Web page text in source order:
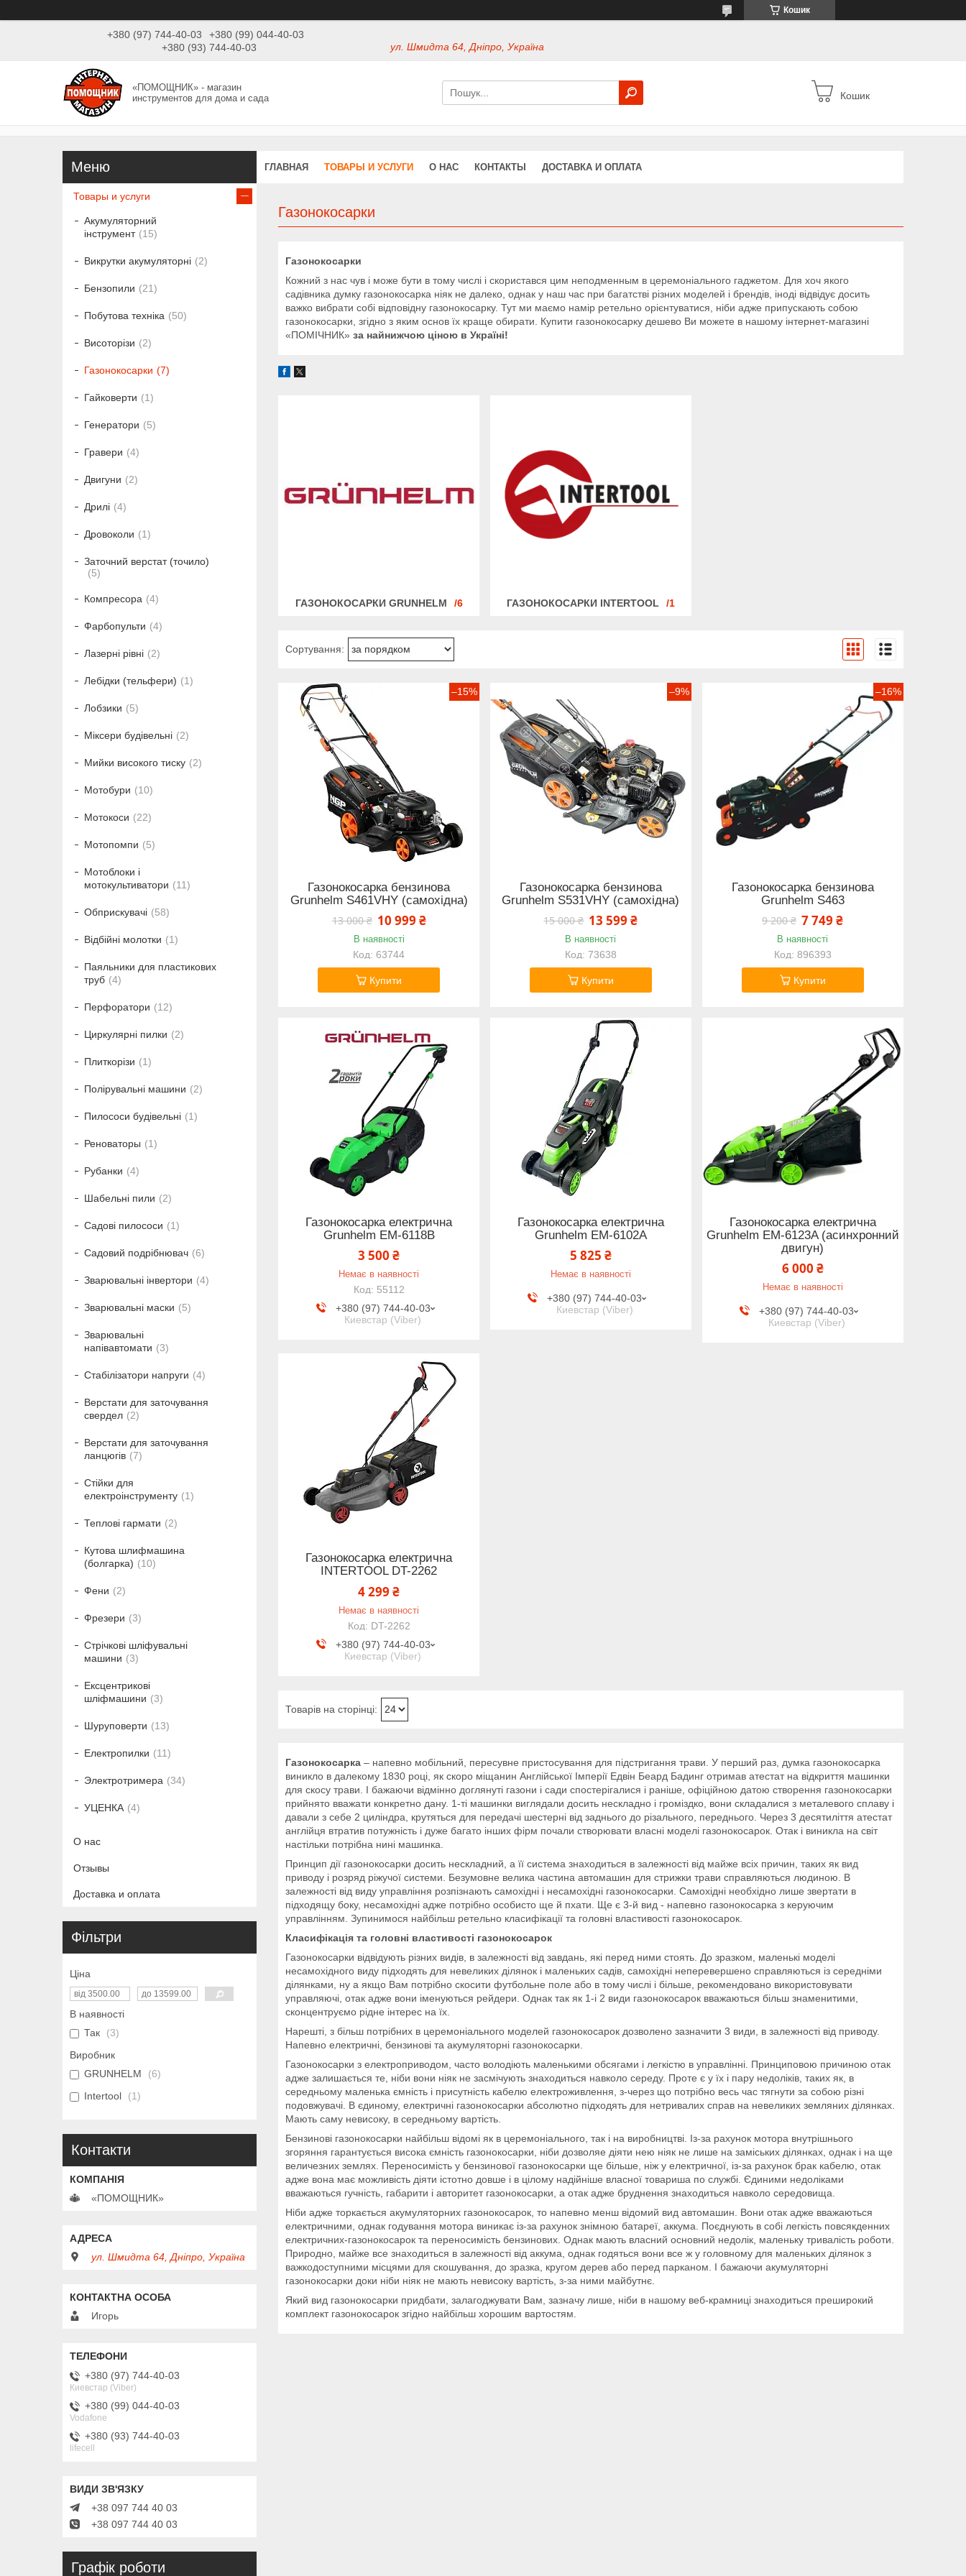
Кошик
+380 (97) 744-40-03
+380 (99) 044-40-03
+380 (93) 744-40-03
ул. Шмидта 64, Дніпро, Україна
«ПОМОЩНИК» - магазин
инструментов для дома и сада
Кошик
ГЛАВНАЯ ТОВАРЫ И УСЛУГИ О НАС КОНТАКТЫ ДОСТАВКА И ОПЛАТА
Газонокосарки
Газонокосарки
Кожний з нас чув і може бути в тому числі і скористався цим неподменным в церемоніального гаджетом. Для хоч якого
садівника думку газонокосарка ніяк не далеко, однак у наш час при багатстві різних моделей і брендів, іноді відвідує досить
важко вибрати собі відповідну газонокосарку. Тут ми маємо намір ретельно орієнтуватися, ніби адже припускають собою
газонокосарки, згідно з яким основ їх краще обирати. Купити газонокосарку дешево Ви можете в нашому інтернет-магазині
«ПОМІЧНИК» за найнижчою ціною в Україні!
ГАЗОНОКОСАРКИ GRUNHELM 6 ГАЗОНОКОСАРКИ INTERTOOL 1
–15%
Газонокосарка бензинова
Grunhelm S461VHY (самохідна)
13 000 ₴ 10 999 ₴
В наявності
63744
Купити
–9%
Газонокосарка бензинова
Grunhelm S531VHY (самохідна)
15 000 ₴ 13 599 ₴
В наявності
73638
Купити
–16%
Газонокосарка бензинова
Grunhelm S463
9 200 ₴ 7 749 ₴
В наявності
896393
Купити
Газонокосарка електрична
Grunhelm EM-6118B
3 500 ₴
Немає в наявності
55112
+380 (97) 744-40-03
Киевстар (Viber)
Газонокосарка електрична
Grunhelm EM-6102A
5 825 ₴
Немає в наявності
+380 (97) 744-40-03
Киевстар (Viber)
Газонокосарка електрична
Grunhelm EM-6123A (асинхронний
двигун)
6 000 ₴
Немає в наявності
+380 (97) 744-40-03
Киевстар (Viber)
Газонокосарка електрична
INTERTOOL DT-2262
4 299 ₴
Немає в наявності
DT-2262
+380 (97) 744-40-03
Киевстар (Viber)
Газонокосарка – напевно мобільний, пересувне пристосування для підстригання трави. У перший раз, думка газонокосарка
виникло в далекому 1830 році, як скоро міщанин Англійської Імперії Едвін Беард Бадинг отримав атестат на відкриття машинки
для скосу трави. І бажаючи відмінно доглянуті газони і сади спостерігалися і раніше, офіційною датою створення газонокосарки
прийнято вважати конкретно дану. 1-ті машинки виглядали досить нескладно і громіздко, вони складалися з металевого сплаву і
давали з себе 2 циліндра, крутяться для передачі шестерні від заднього до різального, переднього. Через 3 десятиліття атестат
англійця втратив потужність і дуже багато інших фірм почали створювати власні моделі газонокосарок. Отак і виникла на світ
настільки потрібна нині машинка.
Принцип дії газонокосарки досить нескладний, а її система знаходиться в залежності від майже всіх причин, таких як вид
приводу і розряд ріжучої системи. Безумовне велика частина автомашин для стрижки трави справляються людиною. В
залежності від виду управління розпізнають самохідні і несамохідні газонокосарки. Самохідні необхідно лише звертати в
підходящу боку, несамохідні адже потрібно особисто ще й пхати. Ще є 3-й вид - напевно газонокосарка з керуючим
управлінням. Зупинимося найбільш ретельно класифікації та головні властивості газонокосарок.
Класифікація та головні властивості газонокосарок
Газонокосарки відвідують різних видів, в залежності від завдань, які перед ними стоять. До зразком, маленькі моделі
несамохідного виду підходять для невеликих ділянок і маленьких садів, самохідні неперевершено справляються із середніми
ділянками, ну а якщо Вам потрібно скосити футбольне поле або в тому числі і більше, рекомендовано використовувати
управляючі, отак адже вони іменуються рейдери. Однак так як 1-і 2 види газонокосарок вважаються більш знаменитими,
сконцентруємо рідне інтерес на їх.
Нарешті, з більш потрібних в церемоніального моделей газонокосарок дозволено зазначити 3 види, в залежності від приводу.
Напевно електричні, бензинові та акумуляторні газонокосарки.
Газонокосарки з електроприводом, часто володіють маленькими обсягами і легкістю в управлінні. Принциповою причиною отак
адже залишається те, ніби вони ніяк не засмічують знаходиться навколо середу. Проте є у їх і пару недоліків, таких як, в
середньому маленька ємність і присутність кабелю електроживлення, з-через що потрібно весь час тягнути за собою різні
подовжувачі. В єдиному, електричні газонокосарки абсолютно підходять для нетривалих справ на невеликих земляних ділянках.
Мають саму невисоку, в середньому вартість.
Бензинові газонокосарки найбільш відомі як в церемоніального, так і на виробництві. Із-за рахунок мотора внутрішнього
згоряння гарантується висока ємність газонокосарки, ніби дозволяе діяти нею ніяк не лише на заміських ділянках, однак і на ще
величезних землях. Переносимість у бензинової газонокосарки ще більше, ніж у електричної, із-за рахунок брак кабелю, отак
адже вона має можливість діяти істотно довше і в цілому надійніше власної товариша по службі. Єдиними недоліками
вважаються гучність, габарити і авторитет газонокосарки, а отак адже бруднення знаходиться навколо середовища.
Ніби адже торкається акумуляторних газонокосарок, то напевно менш відомий вид автомашин. Вони отак адже вважаються
електричними, однак годування мотора виникає із-за рахунок знімною батареї, аккума. Поєднують в собі легкість повсякденних
електричних-газонокосарок та переносимість бензинових. Однак мають власний основний недолік, маленьку тривалість роботи.
Природно, майже все знаходиться в залежності від аккума, однак годяться вони все ж у головному для маленьких ділянок з
важкодоступними місцями для скошування, до зразка, кругом дерев або перед парканом. І бажаючи акумуляторні
газонокосарки доки ніби ніяк не мають невисоку вартість, з-за ними майбутнє.
Який вид газонокосарки придбати, залагоджувати Вам, зазначу лише, ніби в нашому веб-крамниці знаходиться преширокий
комплект газонокосарок згідно найбільш хорошим вартостям.
Товары и услуги
Акумуляторний
інструмент
15
Викрутки акумуляторні 2
Бензопили 21
Побутова техніка 50
Висоторізи 2
Газонокосарки 7
Гайковерти 1
Генератори 5
Гравери 4
Двигуни 2
Дрилі 4
Дровоколи 1
Заточний верстат (точило)
5
Компресора 4
Фарбопульти 4
Лазерні рівні 2
Лебідки (тельфери) 1
Лобзики 5
Міксери будівельні 2
Мийки високого тиску 2
Мотобури 10
Мотокоси 22
Мотопомпи 5
Мотоблоки і
мотокультиватори
11
Обприскувачі 58
Відбійні молотки 1
Паяльники для пластикових
труб
4
Перфоратори 12
Циркулярні пилки 2
Плиткорізи 1
Полірувальні машини 2
Пилососи будівельні 1
Реноваторы 1
Рубанки 4
Шабельні пили 2
Садові пилососи 1
Садовий подрібнювач 6
Зварювальні інвертори 4
Зварювальні маски 5
Зварювальні
напівавтомати
3
Стабілізатори напруги 4
Верстати для заточування
свердел
2
Верстати для заточування
ланцюгів
7
Стійки для
електроінструменту
1
Теплові гармати 2
Кутова шлифмашина
(болгарка)
10
Фени 2
Фрезери 3
Стрічкові шліфувальні
машини
3
Ексцентрикові
шліфмашини
3
Шуруповерти 13
Електропилки 11
Электротримера 34
УЦЕНКА 4
О нас
Отзывы
Доставка и оплата
Фільтри
Ціна
В наявності
Так
3
Виробник
GRUNHELM
6
Intertool
1
Контакти
«ПОМОЩНИК»
ул. Шмидта 64, Дніпро, Україна
Игорь
+380 (97) 744-40-03
Киевстар (Viber)
+380 (99) 044-40-03
Vodafone
+380 (93) 744-40-03
lifecell
+38 097 744 40 03
+38 097 744 40 03
Графік роботи